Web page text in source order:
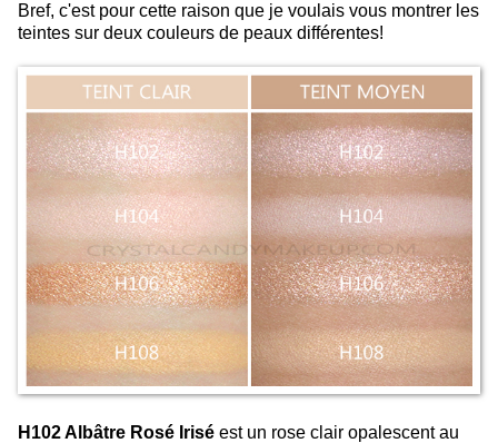
Bref, c'est pour cette raison que je voulais vous montrer les
teintes sur deux couleurs de peaux différentes!
H102 Albâtre Rosé Irisé est un rose clair opalescent au